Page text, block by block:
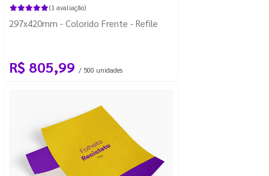
(1 avaliação)
297x420mm - Colorido Frente - Refile
R$ 805,99 / 500 unidades